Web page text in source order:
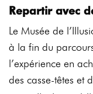
Repartir avec
Le Musée de
à la fin du
l’expérience en
des casse-têtes et